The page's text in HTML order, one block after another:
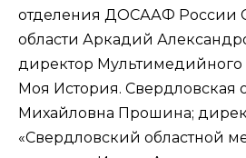
отделения ДОСААФ России
области Аркадий
ди⁠ректор Мультимедийного
Моя История. Свердловская
Михайловна Прошина;
«Свердловский областной